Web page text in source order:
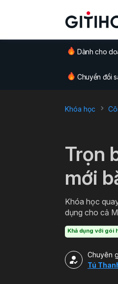
Dành cho
Chuyển đổi
Khóa học
Trọn
mới
Khóa học
dụng cho cả
Khả dụng với gói
Chuyên
Tú